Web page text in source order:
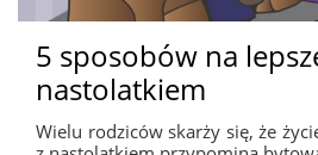
5 sposobów na
nastolatkiem
Wielu rodziców skarży się, że